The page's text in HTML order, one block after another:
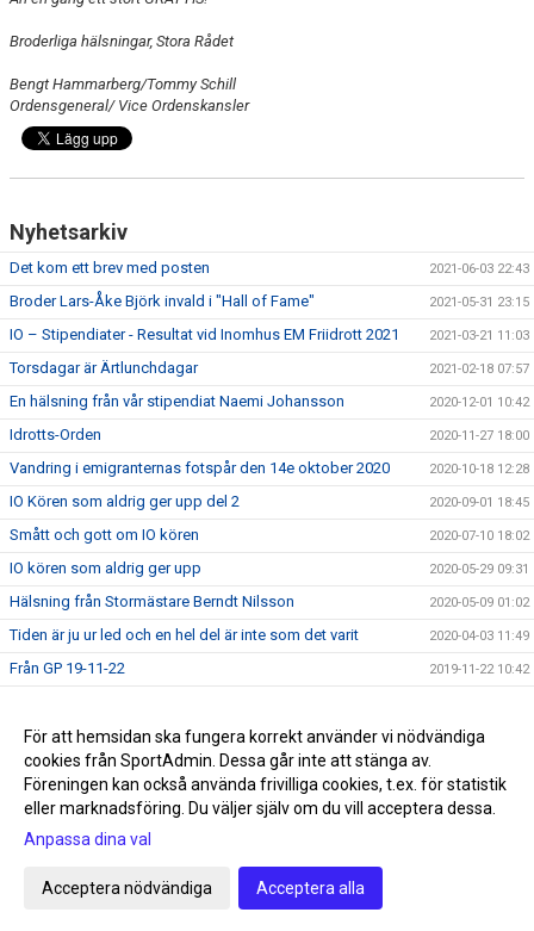
Broderliga hälsningar, Stora Rådet
Bengt Hammarberg/Tommy Schill
Ordensgeneral/ Vice Ordenskansler
Nyhetsarkiv
Det kom ett brev med posten 2021-06-03 22:43
Broder Lars-Åke Björk invald i "Hall of Fame" 2021-05-31 23:15
IO – Stipendiater - Resultat vid Inomhus EM Friidrott 2021 2021-03-21 11:03
Torsdagar är Ärtlunchdagar 2021-02-18 07:57
En hälsning från vår stipendiat Naemi Johansson 2020-12-01 10:42
Idrotts-Orden 2020-11-27 18:00
Vandring i emigranternas fotspår den 14e oktober 2020 2020-10-18 12:28
IO Kören som aldrig ger upp del 2 2020-09-01 18:45
Smått och gott om IO kören 2020-07-10 18:02
IO kören som aldrig ger upp 2020-05-29 09:31
Hälsning från Stormästare Berndt Nilsson 2020-05-09 01:02
Tiden är ju ur led och en hel del är inte som det varit 2020-04-03 11:49
Från GP 19-11-22 2019-11-22 10:42
Förbundet hyllade fotbollsledare 2018-08-24 18:13
Varför jag bär idrotten framåt 2018-08-08 23:25
Gå till Webbversion
För att hemsidan ska fungera korrekt använder vi nödvändiga
cookies från SportAdmin. Dessa går inte att stänga av.
Föreningen kan också använda frivilliga cookies, t.ex. för statistik
eller marknadsföring. Du väljer själv om du vill acceptera dessa.
Anpassa dina val
Acceptera nödvändiga Acceptera alla